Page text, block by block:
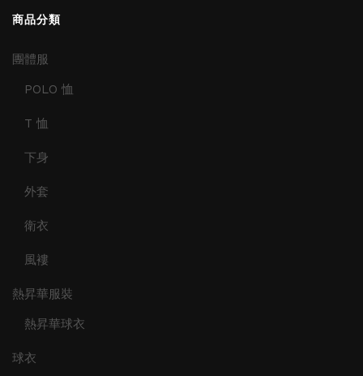
商品分類
團體服
POLO 恤
T 恤
下身
外套
衛衣
風褸
熱昇華服裝
熱昇華球衣
球衣